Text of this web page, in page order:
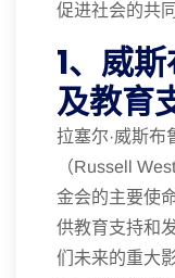
促进社会的共
1、威
及教育
拉塞尔·威斯布
（Russell
金会的主要使
供教育支持和
们未来的重大